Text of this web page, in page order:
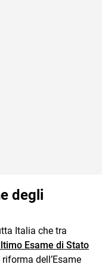
degli
Italia che tra
Esame di Stato
dell’Esame